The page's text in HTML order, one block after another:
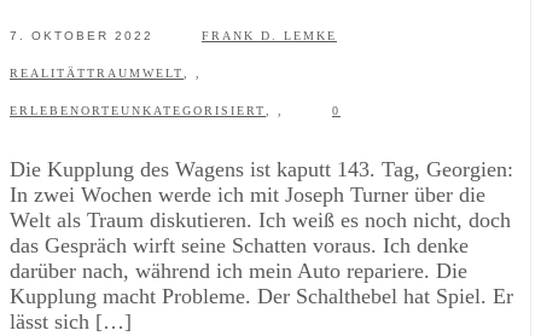
7. OKTOBER 2022 FRANK D. LEMKE
REALITÄT ,
TRAUM ,
WELT
ERLEBEN ,
ORTE ,
UNKATEGORISIERT 0
Die Kupplung des Wagens ist kaputt 143. Tag, Georgien:
In zwei Wochen werde ich mit Joseph Turner über die
Welt als Traum diskutieren. Ich weiß es noch nicht, doch
das Gespräch wirft seine Schatten voraus. Ich denke
darüber nach, während ich mein Auto repariere. Die
Kupplung macht Probleme. Der Schalthebel hat Spiel. Er
lässt sich […]